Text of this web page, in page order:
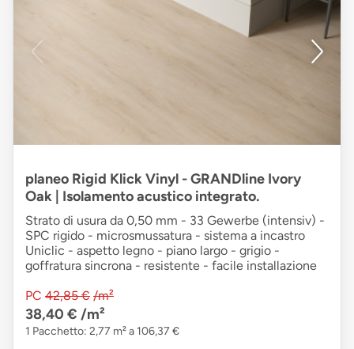
planeo Rigid Klick Vinyl - GRANDline Ivory
Oak | Isolamento acustico integrato.
Strato di usura da 0,50 mm - 33 Gewerbe (intensiv) -
SPC rigido - microsmussatura - sistema a incastro
Uniclic - aspetto legno - piano largo - grigio -
goffratura sincrona - resistente - facile installazione
PC 42,85 € /m²
38,40 € /m²
1 Pacchetto: 2,77 m² a 106,37 €